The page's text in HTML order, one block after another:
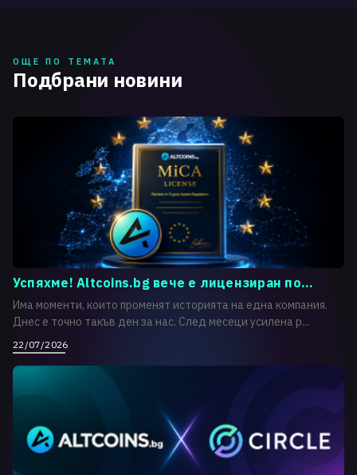
ОЩЕ ПО ТЕМАТА
Подбрани новини
Успяхме! Altcoins.bg вече е лицензиран по...
Има моменти, които променят историята на една компания.
Днес е точно такъв ден за нас. След месеци усилена р...
22/07/2026